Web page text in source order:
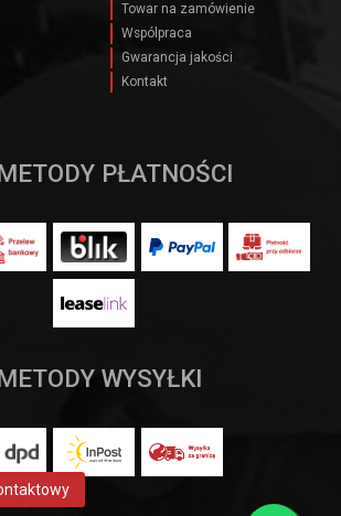
Towar na zamówienie
Wspólpraca
Gwarancja jakości
Kontakt
PŁATNOŚCI
WYSYŁKI